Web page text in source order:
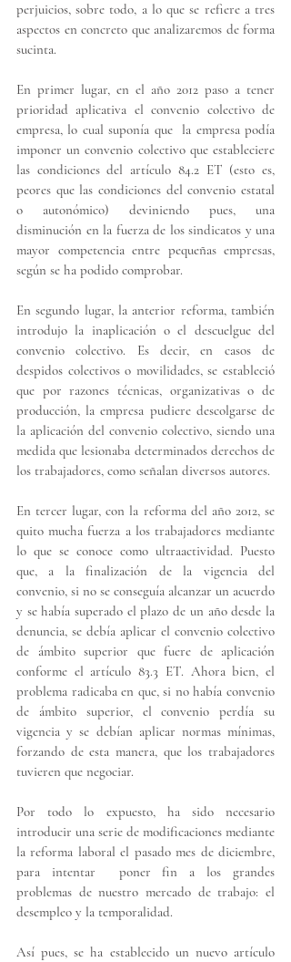
perjuicios, sobre todo, a lo que se refiere a tres
aspectos en concreto que analizaremos de forma
sucinta.
prioridad aplicativa el convenio colectivo de
empresa, lo cual suponía que  la empresa podía
imponer un convenio colectivo que estableciere
las condiciones del artículo 84.2 ET (esto es,
peores que las condiciones del convenio estatal
o autonómico) deviniendo pues, una
disminución en la fuerza de los sindicatos y una
mayor competencia entre pequeñas empresas,
según se ha podido comprobar.
En segundo lugar, la anterior reforma, también
introdujo la inaplicación o el descuelgue del
convenio colectivo. Es decir, en casos de
despidos colectivos o movilidades, se estableció
que por razones técnicas, organizativas o de
producción, la empresa pudiere descolgarse de
la aplicación del convenio colectivo, siendo una
medida que lesionaba determinados derechos de
los trabajadores, como señalan diversos autores.
En tercer lugar, con la reforma del año 2012, se
quito mucha fuerza a los trabajadores mediante
lo que se conoce como ultraactividad. Puesto
que, a la finalización de la vigencia del
convenio, si no se conseguía alcanzar un acuerdo
y se había superado el plazo de un año desde la
denuncia, se debía aplicar el convenio colectivo
de ámbito superior que fuere de aplicación
conforme el artículo 83.3 ET. Ahora bien, el
problema radicaba en que, si no había convenio
de ámbito superior, el convenio perdía su
vigencia y se debían aplicar normas mínimas,
forzando de esta manera, que los trabajadores
tuvieren que negociar.
Por todo lo expuesto, ha sido necesario
introducir una serie de modificaciones mediante
la reforma laboral el pasado mes de diciembre,
para intentar  poner fin a los grandes
problemas de nuestro mercado de trabajo: el
desempleo y la temporalidad.
Así pues, se ha establecido un nuevo artículo